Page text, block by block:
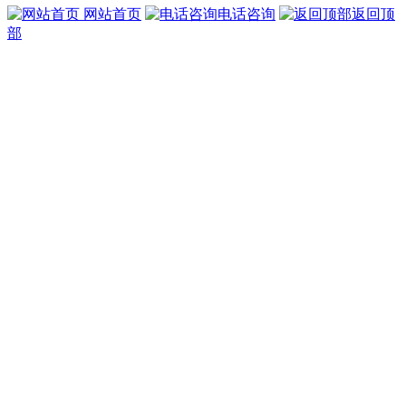
网站首页 电话咨询
返回顶
部